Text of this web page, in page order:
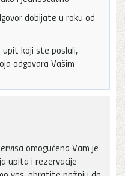
dobijate u roku od
upit koji ste poslali,
odgovara Vašim
omogućena Vam je
upita i rezervacije